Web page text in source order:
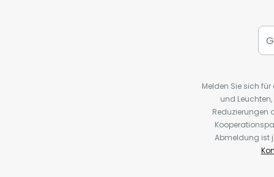
Melden Sie sich
und
Reduzierungen
Abmeldung ist